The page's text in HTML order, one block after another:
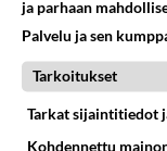
ja parhaan
Palvelu ja sen
Tarkoitukset
Tarkat sijaintitiedot
Kohdennettu